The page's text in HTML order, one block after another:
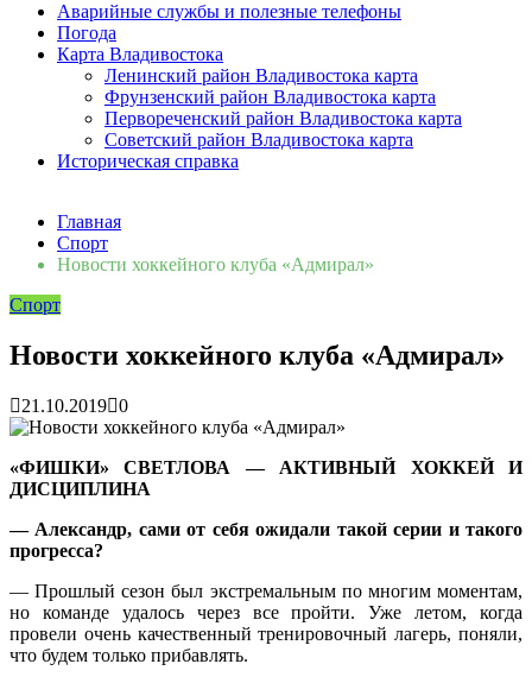
Аварийные службы и полезные телефоны
Погода
Карта Владивостока
Ленинский район Владивостока карта
Фрунзенский район Владивостока карта
Первореченский район Владивостока карта
Советский район Владивостока карта
Историческая справка
Сломалась бытовая техника во Владивостоке: как
быстро вернуть комфорт в дом и из...06.08.2026
раскрутить бренд во Владивосто...
реку Объяснения и обяжут их у...13.07.2026
Зарядка с полицейскими, бои кудо и семафорная азбука:
Вельгодский Олег Николаевич
Бочин Сергей Витальевич15.03.2026
15.03.2026
Глушко Вячеслав Викторович15.03.2026
Аксенов Александр Валентинович
Русинов Денис Александрович
15.03.2026
Главная
Спорт
Новости хоккейного клуба «Адмирал»
Спорт
Новости хоккейного клуба «Адмирал»
21.10.2019 0
«ФИШКИ» СВЕТЛОВА — АКТИВНЫЙ ХОККЕЙ И
ДИСЦИПЛИНА
— Александр, сами от себя ожидали такой серии и такого
прогресса?
— Прошлый сезон был экстремальным по многим моментам,
но команде удалось через все пройти. Уже летом, когда
провели очень качественный тренировочный лагерь, поняли,
что будем только прибавлять.